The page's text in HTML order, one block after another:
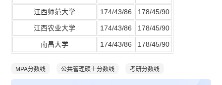
江西师范大学 174/43/86 178/45/90
江西农业大学 174/43/86 178/45/90
南昌大学 174/43/86 178/45/90
MPA分数线 公共管理硕士分数线 考研分数线